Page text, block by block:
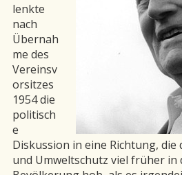
lenkte
nach
Übernah
me des
Vereinsv
orsitzes
1954 die
politisch
e
Diskussion in eine Richtung, die
und Umweltschutz viel früher in